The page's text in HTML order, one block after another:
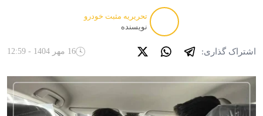
تحریریه مثبت خودرو
نویسنده
اشتراک گذاری: 16 مهر 1404 - 12:59